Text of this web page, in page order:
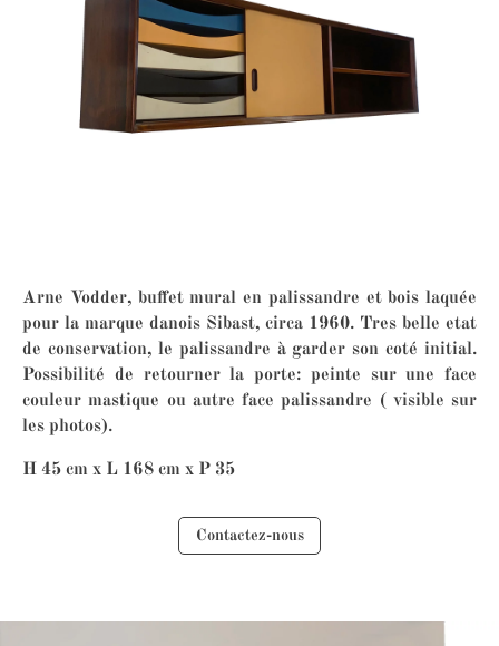
Arne Vodder, buffet mural en palissandre et bois laquée
pour la marque danois Sibast, circa 1960. Tres belle etat
de conservation, le palissandre à garder son coté initial.
Possibilité de retourner la porte: peinte sur une face
couleur mastique ou autre face palissandre ( visible sur
les photos).
H 45 cm x L 168 cm x P 35
Contactez-nous